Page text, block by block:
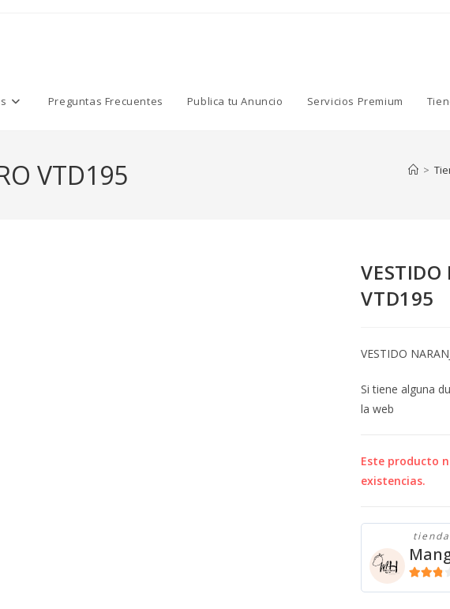
Preguntas Frecuentes Publica tu Anuncio Servicios Premium
VTD195 >
VESTIDO
VTD195
VESTIDO
Si tiene alguna
la web
Este producto
existencias.
tienda